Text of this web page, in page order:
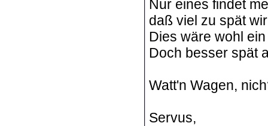
Nur eines findet
daß viel zu spät
Dies wäre wohl
Doch besser spät
Watt'n Wagen,
Servus,